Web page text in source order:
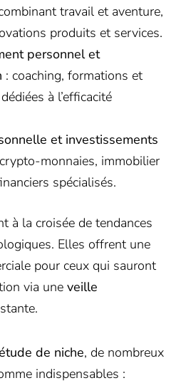
travail et aventure,
produits et services.
personnel et
: coaching, formations et
à l’efficacité
et investissements
monnaies, immobilier
spécialisés.
à la croisée de tendances
Elles offrent une
pour ceux qui sauront
via une veille
de niche, de nombreux
indispensables :